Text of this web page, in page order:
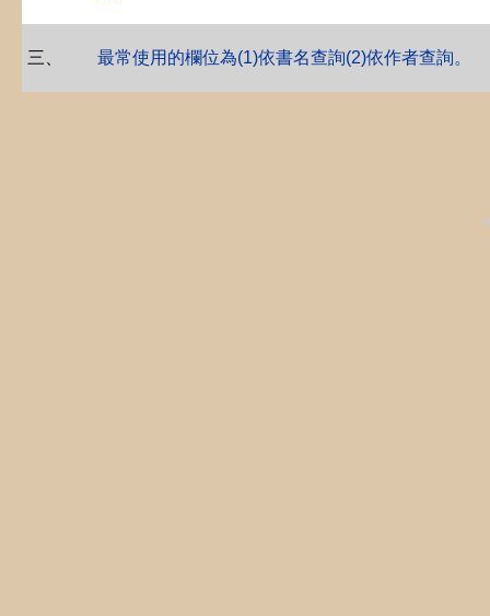
三 最常使用的欄位為(1)依書名查詢(2)依作者查詢。